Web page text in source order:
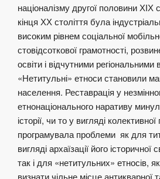
націоналізму другої половини ХІХ
кінця ХХ століття була
високим рівнем соціальної
стовідсоткової грамотності,
освіти і відчутними регіональними
«Нетитульні» етноси становили
населення. Реставрація у
етнонаціонального наративу
історії, чи то у вигляді колективної
програмувала проблеми як для
вигляді архаїзації його історичної
так і для «нетитульних» етносів,
визнати чільне місце антикварної